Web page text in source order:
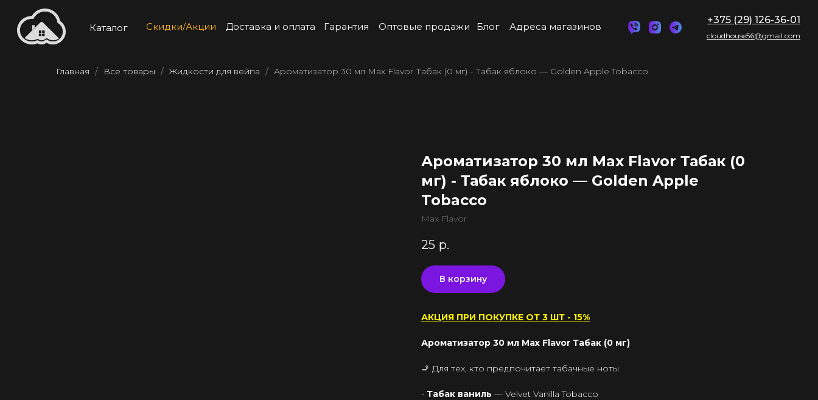
Каталог Скидки/Акции Доставка и оплата Гарантия Оптовые продажи Блог Адреса магазинов
+375 (29) 126-36-01
cloudhouse56@gmail.com
Главная Все товары Жидкости для вейпа Ароматизатор 30 мл Max Flavor Табак (0 мг) - Табак яблоко — Golden Apple Tobacco
Ароматизатор 30 мл Max Flavor Табак (0
мг) - Табак яблоко — Golden Apple
Tobacco
Max Flavor
25 р.
В корзину
АКЦИЯ ПРИ ПОКУПКЕ ОТ 3 ШТ - 15%
Ароматизатор 30 мл Max Flavor Табак (0 мг)
🚬 Для тех, кто предпочитает табачные ноты
- Табак ваниль — Velvet Vanilla Tobacco